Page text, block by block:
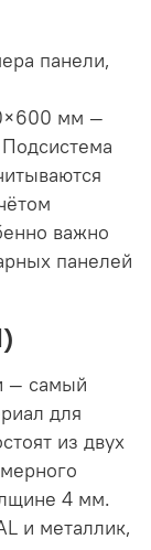
панели,
мм —
важно
панелей
— самый
для
из двух
4 мм.
и металлик,